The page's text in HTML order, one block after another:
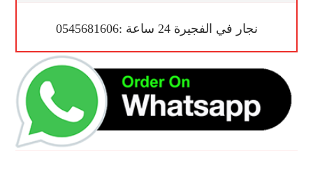
نجار في الفجيرة 24 ساعة :0545681606